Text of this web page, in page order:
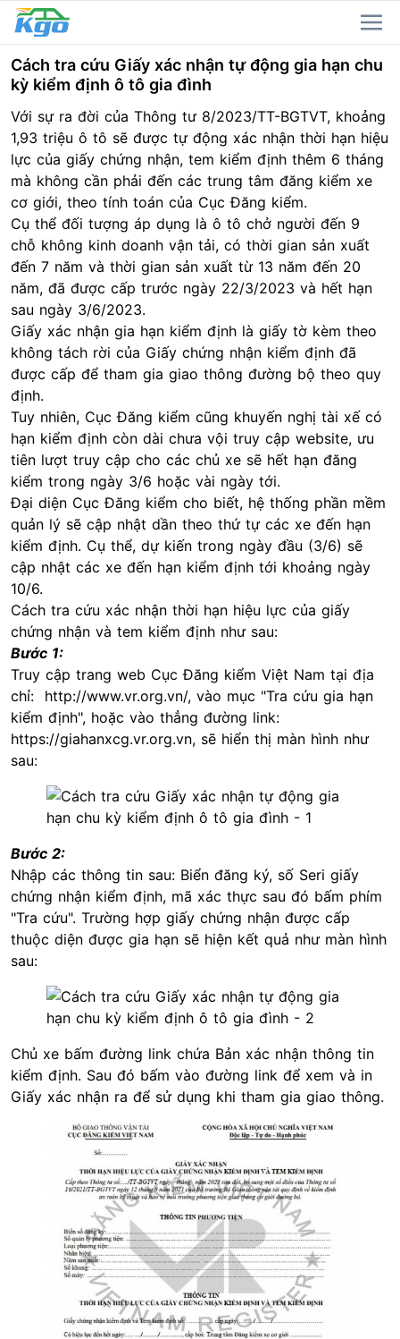
Cách tra cứu Giấy xác nhận tự động gia hạn chu
kỳ kiểm định ô tô gia đình
Với sự ra đời của Thông tư 8/2023/TT-BGTVT, khoảng
1,93 triệu ô tô sẽ được tự động xác nhận thời hạn hiệu
lực của giấy chứng nhận, tem kiểm định thêm 6 tháng
mà không cần phải đến các trung tâm đăng kiểm xe
cơ giới, theo tính toán của Cục Đăng kiểm.
Cụ thể đối tượng áp dụng là ô tô chở người đến 9
chỗ không kinh doanh vận tải, có thời gian sản xuất
đến 7 năm và thời gian sản xuất từ 13 năm đến 20
năm, đã được cấp trước ngày 22/3/2023 và hết hạn
sau ngày 3/6/2023.
Giấy xác nhận gia hạn kiểm định là giấy tờ kèm theo
không tách rời của Giấy chứng nhận kiểm định đã
được cấp để tham gia giao thông đường bộ theo quy
định.
Tuy nhiên, Cục Đăng kiểm cũng khuyến nghị tài xế có
hạn kiểm định còn dài chưa vội truy cập website, ưu
tiên lượt truy cập cho các chủ xe sẽ hết hạn đăng
kiểm trong ngày 3/6 hoặc vài ngày tới.
Đại diện Cục Đăng kiểm cho biết, hệ thống phần mềm
quản lý sẽ cập nhật dần theo thứ tự các xe đến hạn
kiểm định. Cụ thể, dự kiến trong ngày đầu (3/6) sẽ
cập nhật các xe đến hạn kiểm định tới khoảng ngày
10/6.
Cách tra cứu xác nhận thời hạn hiệu lực của giấy
chứng nhận và tem kiểm định như sau:
Bước 1:
Truy cập trang web Cục Đăng kiểm Việt Nam tại địa
chỉ: http://www.vr.org.vn/, vào mục "Tra cứu gia hạn
kiểm định", hoặc vào thẳng đường link:
https://giahanxcg.vr.org.vn, sẽ hiển thị màn hình như
sau:
Bước 2:
Nhập các thông tin sau: Biển đăng ký, số Seri giấy
chứng nhận kiểm định, mã xác thực sau đó bấm phím
"Tra cứu". Trường hợp giấy chứng nhận được cấp
thuộc diện được gia hạn sẽ hiện kết quả như màn hình
sau:
Chủ xe bấm đường link chứa Bản xác nhận thông tin
kiểm định. Sau đó bấm vào đường link để xem và in
Giấy xác nhận ra để sử dụng khi tham gia giao thông.